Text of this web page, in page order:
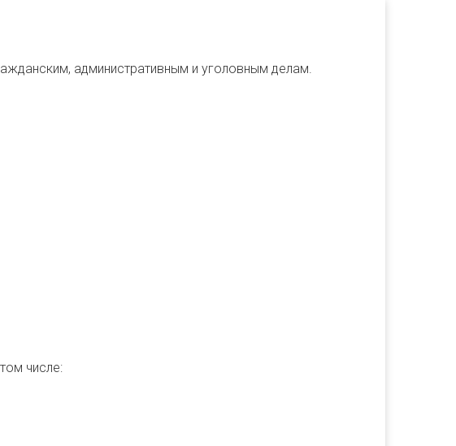
административным и уголовным делам.
числе: